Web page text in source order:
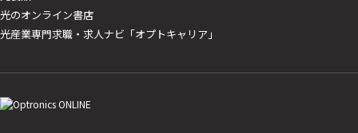
光のオンライン書店
光産業専門求職・求人ナビ「オプトキャリア」